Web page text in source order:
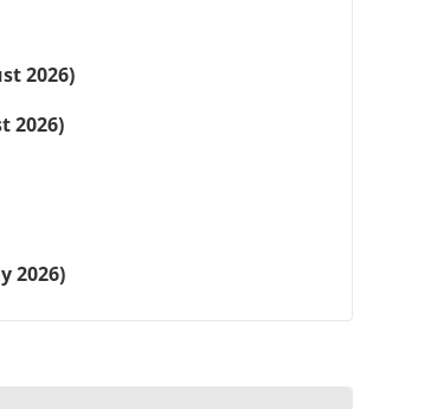
2026)
2026)
2026)